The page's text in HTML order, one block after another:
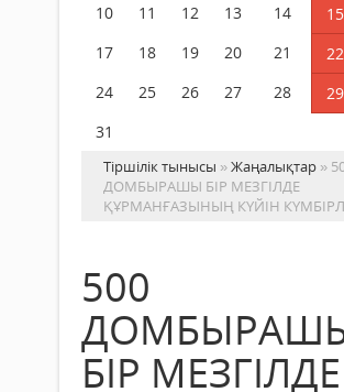
10
11 12 13 14 15
17
18 19 20 21 22
24
25 26 27 28 29
31
Тіршілік тынысы »Жаңалықтар »
ДОМБЫРАШЫ БІР МЕЗГІЛДЕ
ҚҰРМАНҒАЗЫНЫҢ КҮЙІН
500
БІР МЕЗГІЛДЕ